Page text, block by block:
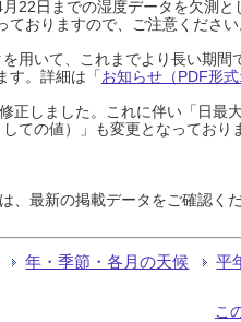
22日までの湿度データを欠測と
おりますので、ご注意くださ
用いて、これまでより長い期間
す。詳細は「お知らせ（PDF形式
正しました。これに伴い「日最
ての値）」も変更となっており
、最新の掲載データをご確認く
年・季節・各月の天候 平
こ